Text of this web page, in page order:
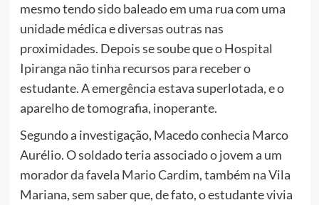
mesmo tendo sido baleado em uma rua com uma
unidade médica e diversas outras nas
proximidades. Depois se soube que o Hospital
Ipiranga não tinha recursos para receber o
estudante. A emergência estava superlotada, e o
aparelho de tomografia, inoperante.
Segundo a investigação, Macedo conhecia Marco
Aurélio. O soldado teria associado o jovem a um
morador da favela Mario Cardim, também na Vila
Mariana, sem saber que, de fato, o estudante vivia